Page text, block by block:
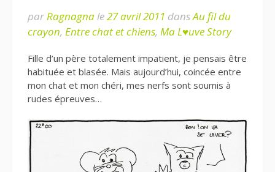
parRagnagnale27 avril 2011 dansAu fil du
crayon, Entre chat et chiens, Ma L♥uve Story
Fille d’un père totalement impatient, je pensais être
habituée et blasée. Mais aujourd’hui, coincée entre
mon chat et mon chéri, mes nerfs sont soumis à
rudes épreuves…